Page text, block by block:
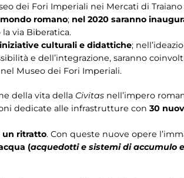
dei Fori Imperiali nei Mercati di Traiano
romano; nel 2020 saranno
via Biberatica.
iniziative culturali e didattiche;
e dell’integrazione, saranno
Museo dei Fori Imperiali.
della vita della Civitas nell’impero
dedicate alle infrastrutture con 30
un ritratto. Con queste nuove opere
(acquedotti e sistemi di accumulo